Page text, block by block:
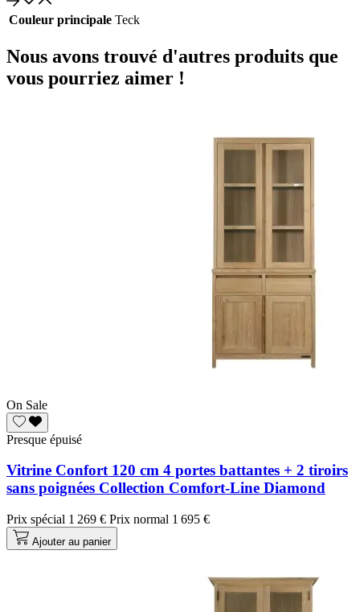
Couleur principale Teck
Nous avons trouvé d'autres produits que
vous pourriez aimer !
On Sale
Presque épuisé
Vitrine Confort 120 cm 4 portes battantes + 2 tiroirs
sans poignées Collection Comfort-Line Diamond
Prix spécial 1 269 € Prix normal 1 695 €
Ajouter au panier